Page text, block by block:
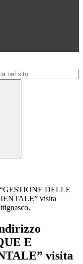
DELLE
visita
E
visita